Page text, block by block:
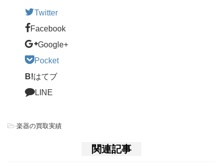
Twitter
Facebook
Google+
Pocket
B!はてブ
LINE
-楽器の買取実績
関連記事